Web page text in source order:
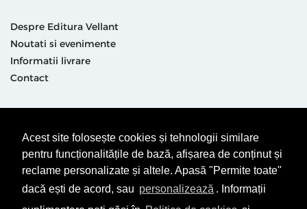
Acest site folosește cookies și tehnologii similare
pentru funcționalitățile de bază, afișarea de conținut și
reclame personalizate și altele. Apasă "Permite toate"
dacă ești de acord, sau personalizează . Informații
Despre Editura Vellant
Noutati si evenimente
Informatii livrare
Contact